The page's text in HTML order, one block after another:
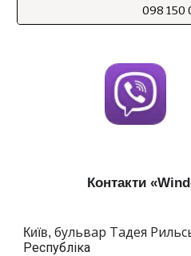
098 150
Контакти
Київ,бульвар Тадея
Республіка